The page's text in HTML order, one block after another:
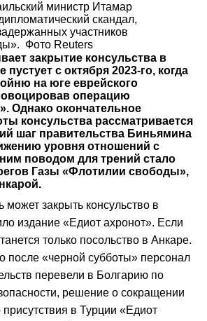
министр Итамар
скандал,
участников
Фото Reuters
закрытие консульства в
с октября 2023-го, когда
на юге еврейского
операцию
Однако окончательное
консульства рассматривается
шаг правительства Биньямина
уровня отношений с
поводом для трений стало
Газы «Флотилии свободы»,
может закрыть консульство в
издание «Едиот ахронот». Если
только посольство в Анкаре.
после «черной субботы» персонал
перевели в Болгарию по
решение о сокращении
присутствия в Турции «Едиот